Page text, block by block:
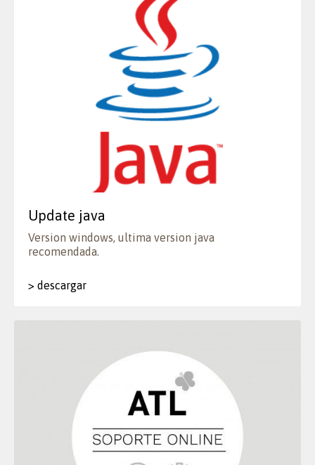
Update java
Version windows, ultima version java
recomendada.
> descargar